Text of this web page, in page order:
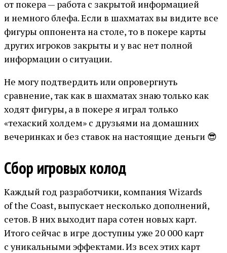
от покера — работа с закрытой информацией
и немного блефа. Если в шахматах вы видите все
фигуры оппонента на столе, то в покере карты
других игроков закрыты и у вас нет полной
информации о ситуации.
Не могу подтвердить или опровергнуть
сравнение, так как в шахматах знаю только как
ходят фигуры, а в покере я играл только
«техаский холдем» с друзьями на домашних
вечеринках и без ставок на настоящие деньги 😎
Сбор игровых колод
Каждый год разработчики, компания Wizards
of the Coast, выпускает несколько дополнений,
сетов. В них выходит пара сотен новых карт.
Итого сейчас в игре доступны уже 20 000 карт
с уникальными эффектами. Из всех этих карт